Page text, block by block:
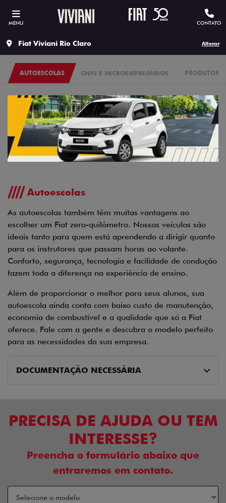
MENU CONTATO
Fiat Viviani Rio Claro Alterar
CNPJ E MICROEMPRESÁRIOS
AUTOESCOLAS
Autoescolas
As autoescolas também têm muitas vantagens ao
escolher um Fiat zero-quilômetro. Nossos veículos são
ideais tanto para quem está aprendendo a dirigir quanto
para os instrutores que passam horas ao volante.
Conforto, segurança, tecnologia e facilidade de condução
fazem toda a diferença na experiência de ensino.
Além de proporcionar o melhor para seus alunos, sua
autoescola ainda conta com baixo custo de manutenção,
economia de combustível e a qualidade que só a Fiat
oferece. Fale com a gente e descubra o modelo perfeito
para as necessidades da sua empresa.
DOCUMENTAÇÃO NECESSÁRIA
PRECISA DE AJUDA OU TEM
INTERESSE?
Preencha o formulário abaixo que
entraremos em contato.